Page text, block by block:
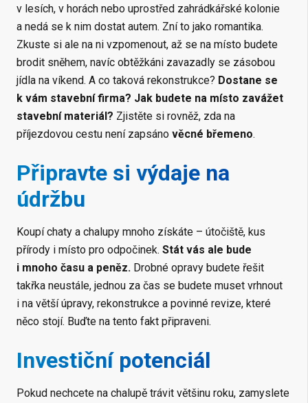
v lesích, v horách nebo uprostřed zahrádkářské kolonie
a nedá se k nim dostat autem. Zní to jako romantika.
Zkuste si ale na ni vzpomenout, až se na místo budete
brodit sněhem, navíc obtěžkáni zavazadly se zásobou
jídla na víkend. A co taková rekonstrukce? Dostane se
k vám stavební firma? Jak budete na místo zavážet
stavební materiál? Zjistěte si rovněž, zda na
příjezdovou cestu není zapsáno věcné břemeno.
Připravte si výdaje na
údržbu
Koupí chaty a chalupy mnoho získáte – útočiště, kus
přírody i místo pro odpočinek. Stát vás ale bude
i mnoho času a peněz. Drobné opravy budete řešit
takřka neustále, jednou za čas se budete muset vrhnout
i na větší úpravy, rekonstrukce a povinné revize, které
něco stojí. Buďte na tento fakt připraveni.
Investiční potenciál
Pokud nechcete na chalupě trávit většinu roku, zamyslete